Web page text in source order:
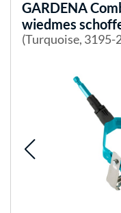
GARDENA
wiedmes
(Turquoise, 3195-